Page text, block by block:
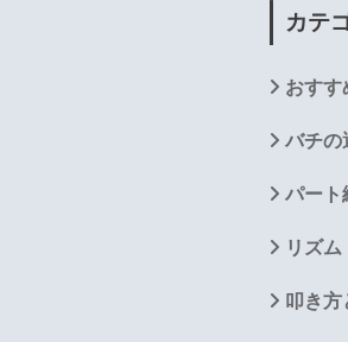
カテ
おすす
バチの
パート
リズ
叩き